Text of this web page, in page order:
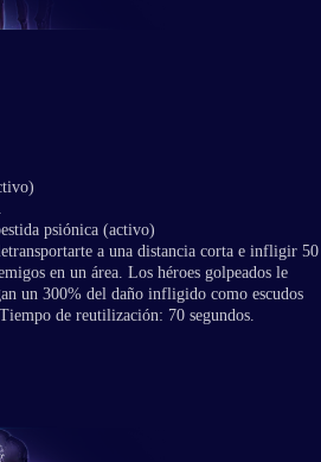
psiónica (activo)
a una distancia corta e infligir 50
en un área. Los héroes golpeados le
un 300% del daño infligido como escudos
de reutilización: 70 segundos.